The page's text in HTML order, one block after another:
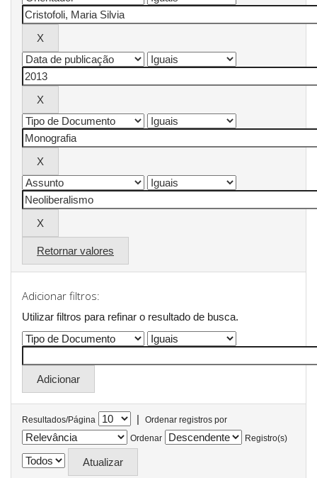
Retornar valores
Adicionar filtros:
Utilizar filtros para refinar o resultado de busca.
Resultados/Página |
Ordenar registros por
Ordenar
Registro(s)